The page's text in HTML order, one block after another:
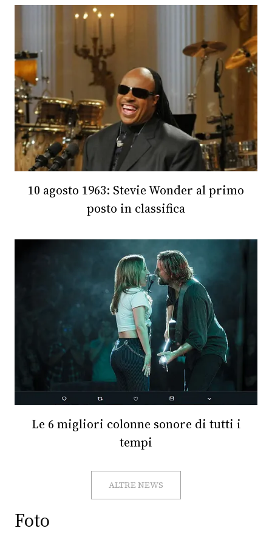
10 agosto 1963: Stevie Wonder al primo
posto in classifica
Le 6 migliori colonne sonore di tutti i
tempi
ALTRE NEWS
Foto